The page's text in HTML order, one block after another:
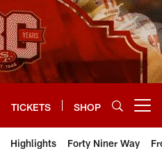
TICKETS SHOP
Highlights Forty Niner Way